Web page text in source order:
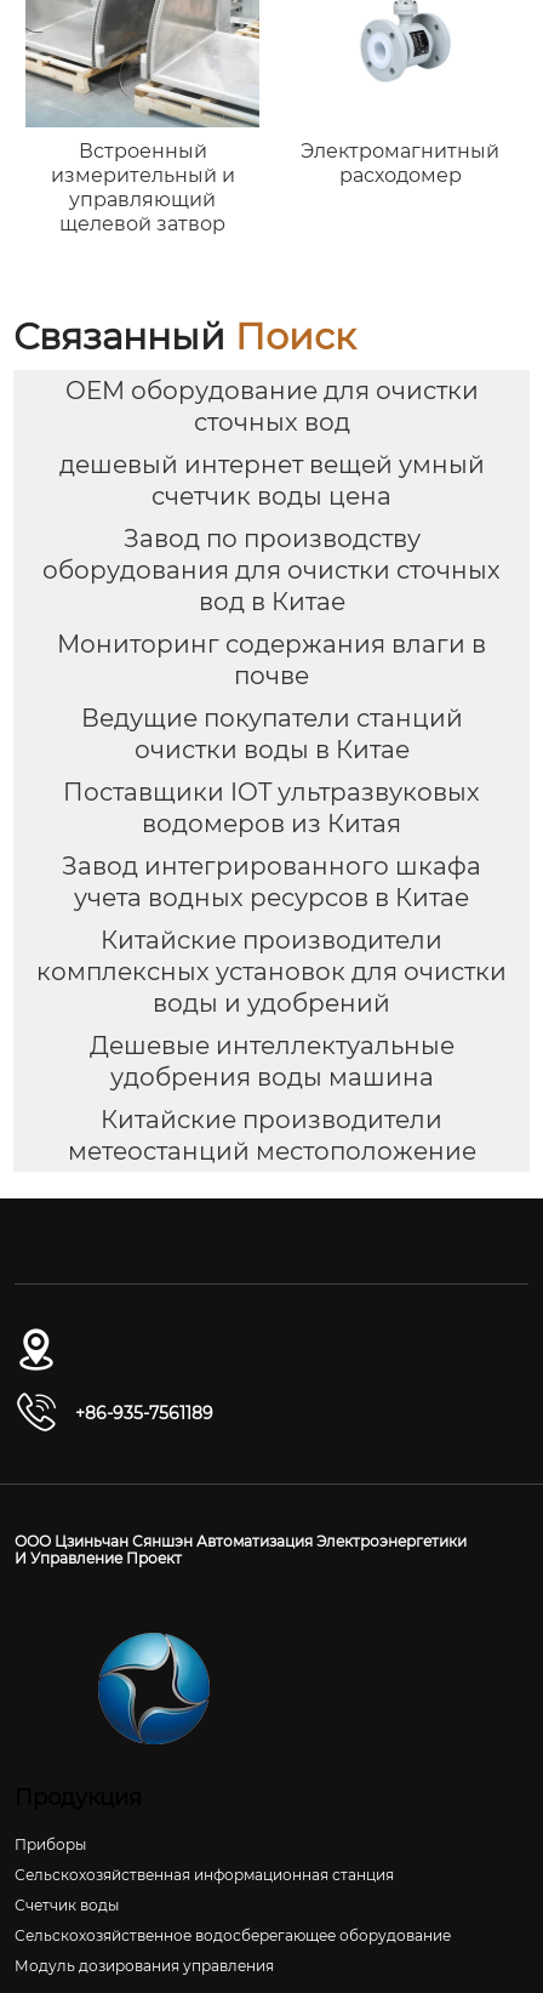
Встроенный
измерительный и
управляющий
щелевой затвор
Электромагнитный
расходомер
Связанный Поиск
OEM оборудование для очистки
сточных вод
дешевый интернет вещей умный
счетчик воды цена
Завод по производству
оборудования для очистки сточных
вод в Китае
Мониторинг содержания влаги в
почве
Ведущие покупатели станций
очистки воды в Китае
Поставщики IOT ультразвуковых
водомеров из Китая
Завод интегрированного шкафа
учета водных ресурсов в Китае
Китайские производители
комплексных установок для очистки
воды и удобрений
Дешевые интеллектуальные
удобрения воды машина
Китайские производители
метеостанций местоположение
+86-935-7561189
ООО Цзиньчан Сяншэн Автоматизация Электроэнергетики
И Управление Проект
Приборы
Сельскохозяйственная информационная станция
Счетчик воды
Сельскохозяйственное водосберегающее оборудование
Модуль дозирования управления